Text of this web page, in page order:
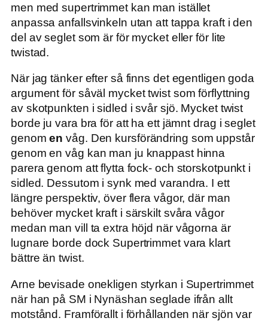
men med supertrimmet kan man istället
anpassa anfallsvinkeln utan att tappa kraft i den
del av seglet som är för mycket eller för lite
twistad.
När jag tänker efter så finns det egentligen goda
argument för såväl mycket twist som förflyttning
av skotpunkten i sidled i svår sjö. Mycket twist
borde ju vara bra för att ha ett jämnt drag i seglet
genomen våg. Den kursförändring som uppstår
genom en våg kan man ju knappast hinna
parera genom att flytta fock- och storskotpunkt i
sidled. Dessutom i synk med varandra. I ett
längre perspektiv, över flera vågor, där man
behöver mycket kraft i särskilt svåra vågor
medan man vill ta extra höjd när vågorna är
lugnare borde dock Supertrimmet vara klart
bättre än twist.
Arne bevisade onekligen styrkan i Supertrimmet
när han på SM i Nynäshan seglade ifrån allt
motstånd. Framförallt i förhållanden när sjön var